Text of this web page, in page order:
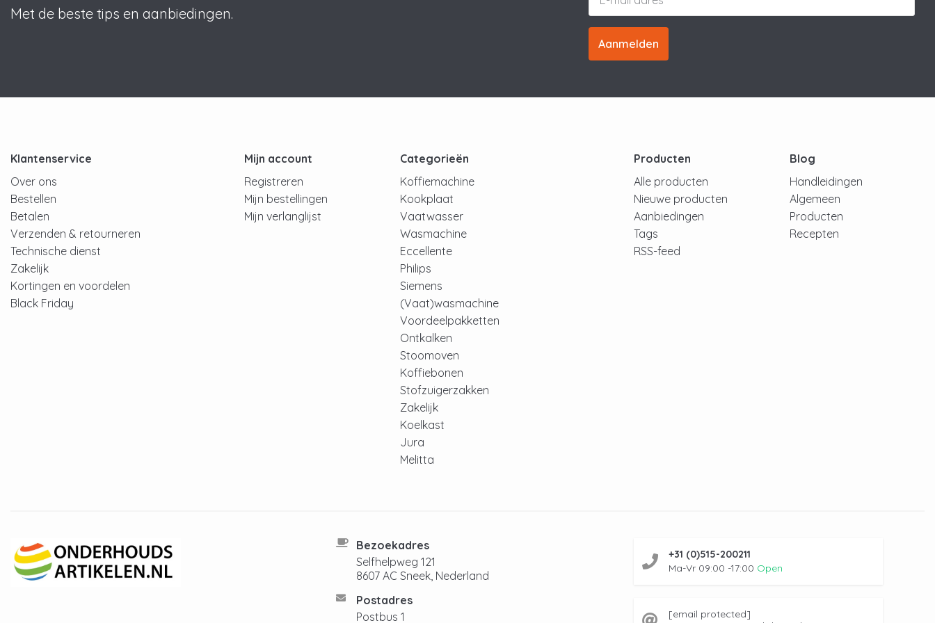
Met de beste tips en aanbiedingen.
Aanmelden
Klantenservice
Over ons
Bestellen
Betalen
Verzenden & retourneren
Technische dienst
Zakelijk
Kortingen en voordelen
Black Friday
Mijn account
Registreren
Mijn bestellingen
Mijn verlanglijst
Categorieën
Koffiemachine
Kookplaat
Vaatwasser
Wasmachine
Eccellente
Philips
Siemens
(Vaat)wasmachine
Voordeelpakketten
Ontkalken
Stoomoven
Koffiebonen
Stofzuigerzakken
Zakelijk
Koelkast
Jura
Melitta
Producten
Alle producten
Nieuwe producten
Aanbiedingen
Tags
RSS-feed
Blog
Handleidingen
Algemeen
Producten
Recepten
Bezoekadres
Selfhelpweg 121
8607 AC Sneek, Nederland
Postadres
Postbus 1
+31 (0)515-200211
Ma-Vr 09:00 -17:00 Open
[email protected]